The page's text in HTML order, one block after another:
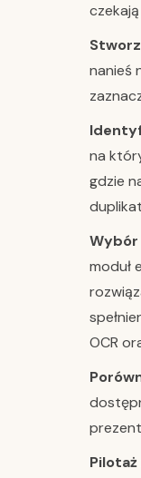
nanieś
na
gdzie
Wybór
moduł
OCR